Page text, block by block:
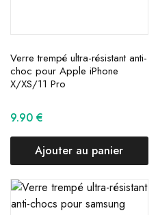
Verre trempé ultra-résistant anti-
choc pour Apple iPhone
X/XS/11 Pro
9.90 €
Ajouter au panier